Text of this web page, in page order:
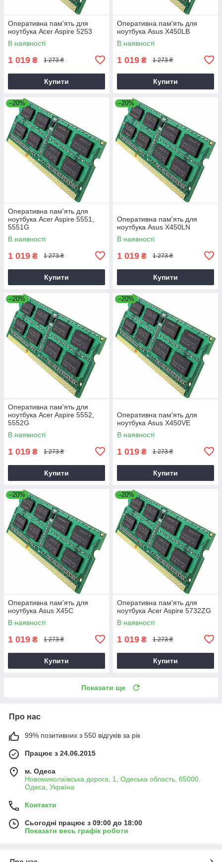
Оперативна пам'ять для
ноутбука Acer Aspire 5253
В наявності
1 019 ₴ 1 273 ₴
Купити
Оперативна пам'ять для
ноутбука Asus X450LB
В наявності
1 019 ₴ 1 273 ₴
Купити
–20%
Оперативна пам'ять для
ноутбука Acer Aspire 5551,
5551G
В наявності
1 019 ₴ 1 273 ₴
Купити
–20%
Оперативна пам'ять для
ноутбука Asus X450LN
В наявності
1 019 ₴ 1 273 ₴
Купити
–20%
Оперативна пам'ять для
ноутбука Acer Aspire 5552,
5552G
В наявності
1 019 ₴ 1 273 ₴
Купити
–20%
Оперативна пам'ять для
ноутбука Asus X450VE
В наявності
1 019 ₴ 1 273 ₴
Купити
–20%
Оперативна пам'ять для
ноутбука Asus X45C
В наявності
1 019 ₴ 1 273 ₴
Купити
–20%
Оперативна пам'ять для
ноутбука Acer Aspire 5732ZG
В наявності
1 019 ₴ 1 273 ₴
Купити
Показати ще
Про нас
99% позитивних з 550 відгуків за рік
Працює з 24.06.2015
м. Одеса
Новомиколаївська дорога, 1, Одеська область, 65000,
Одеса, Україна
Контакти
Сьогодні працює з 09:00 до 18:00
Показати весь графік роботи